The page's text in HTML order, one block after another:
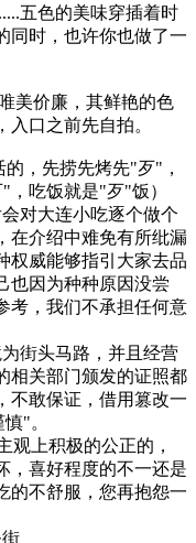
五色的美味穿插着时
同时，也许你也做了一
美价廉，其鲜艳的色
口之前先自拍。
，先捞先烤先"歹"，
，吃饭就是"歹"饭）
对大连小吃逐个做个
在介绍中难免有所纰漏
权威能够指引大家去品
也因为种种原因没尝
考，我们不承担任何意
街头马路，并且经营
相关部门颁发的证照都
不敢保证，借用篡改一
"。
观上积极的公正的，
，喜好程度的不一还是
的不舒服，您再抱怨一